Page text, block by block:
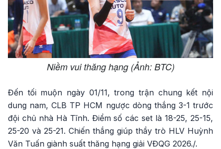
Niềm vui thăng hạng (Ảnh: BTC)
Đến tối muộn ngày 01/11, trong trận chung kết nội
dung nam, CLB TP HCM ngược dòng thắng 3-1 trước
đội chủ nhà Hà Tĩnh. Điểm số các set là 18-25, 25-15,
25-20 và 25-21. Chiến thắng giúp thầy trò HLV Huỳnh
Văn Tuấn giành suất thăng hạng giải VĐQG 2026./.